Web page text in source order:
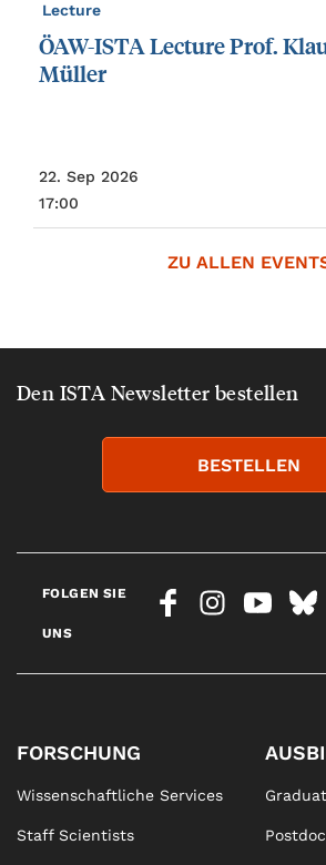
Lecture
ÖAW-ISTALectureProf.
Müller
22. Sep 2026
17:00
ZU ALLEN
Den ISTA Newsletter bestellen
BESTELLEN
FOLGEN SIE
UNS
FORSCHUNG
Wissenschaftliche Services
Staff Scientists